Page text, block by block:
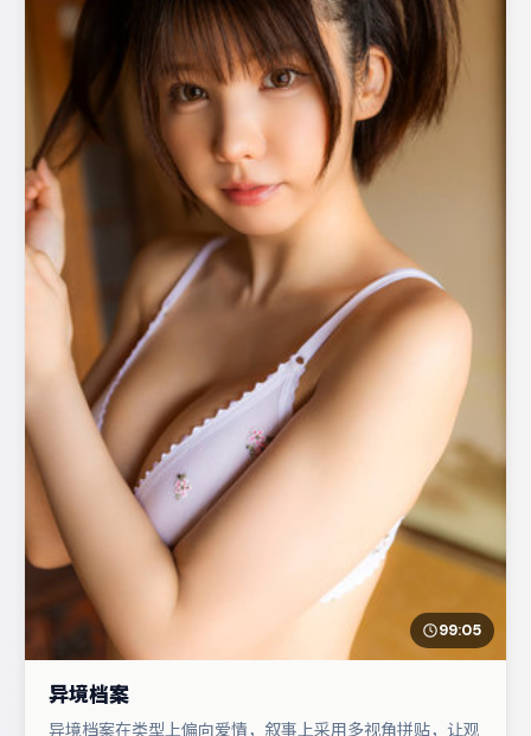
99:05
异境档案
异境档案在类型上偏向爱情，叙事上采用多视角拼贴，让观